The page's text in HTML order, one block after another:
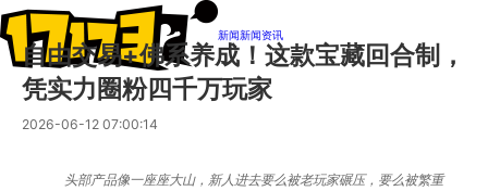
新闻新闻资讯
自由交易+佛系养成！这款宝藏回合制，
凭实力圈粉四千万玩家
2026-06-12 07:00:14
头部产品像一座座大山，新人进去要么被老玩家碾压，要么被繁重